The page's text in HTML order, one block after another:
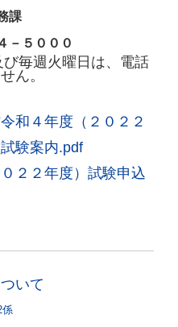
課
５０００
毎週火曜日は、電話
ん。
和４年度（２０２２
験案内.pdf
２２年度）試験申込
いて
係